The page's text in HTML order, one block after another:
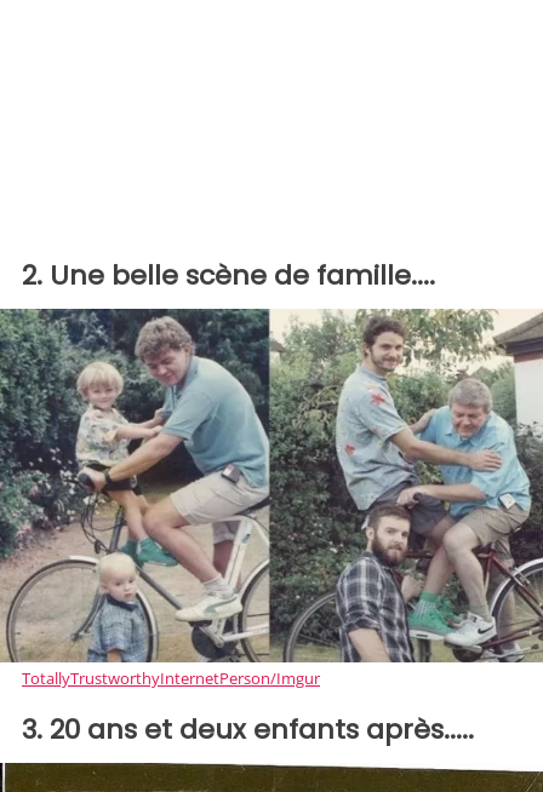
2. Une belle scène de famille....
TotallyTrustworthyInternetPerson/Imgur
3. 20 ans et deux enfants après.....